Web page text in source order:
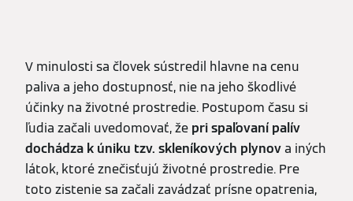
V minulosti sa človek sústredil hlavne na cenu
paliva a jeho dostupnosť, nie na jeho škodlivé
účinky na životné prostredie. Postupom času si
ľudia začali uvedomovať, že pri spaľovaní palív
dochádza k úniku tzv. skleníkových plynova iných
látok, ktoré znečisťujú životné prostredie. Pre
toto zistenie sa začali zavádzať prísne opatrenia,